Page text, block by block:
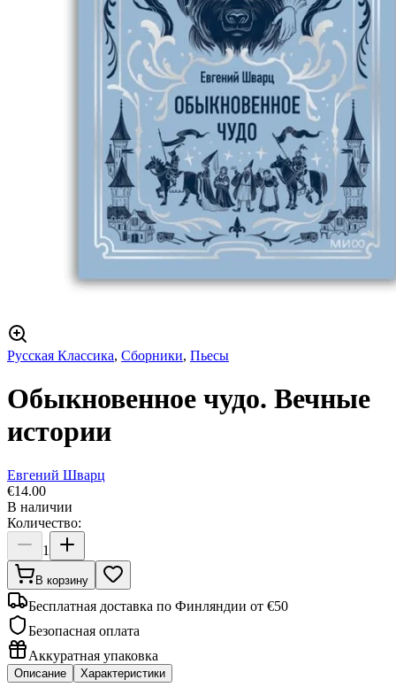
Русская Классика, Сборники, Пьесы
Обыкновенное чудо. Вечные
истории
Евгений Шварц
€14.00
В наличии
Количество:
1
В корзину
Бесплатная доставка по Финляндии от €50
Безопасная оплата
Аккуратная упаковка
Описание Характеристики